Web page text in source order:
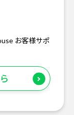
お客様サポ